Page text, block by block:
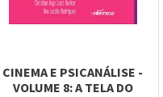
CINEMA E PSICANÁLISE -
VOLUME 8: A TELA DO